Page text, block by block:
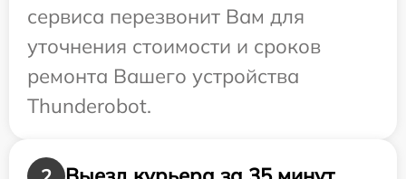
сервиса перезвонит Вам для
уточнения стоимости и сроков
ремонта Вашего устройства
Thunderobot.